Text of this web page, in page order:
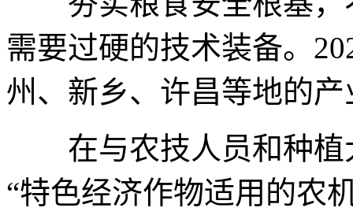
需要过硬的技术装备。
州、新乡、许昌等地的
在与农技人员和种植
“特色经济作物适用的农